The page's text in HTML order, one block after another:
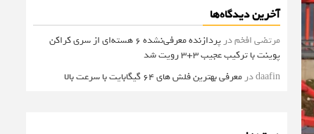
آخرین دیدگاه‌ها
مرتضی افخمدر
پردازنده معرفی‌نشده 6 هسته‌ای از سری کراکن
پوینت با ترکیب عجیب 3+3 رویت شد
daafinدر معرفی بهترین فلش های 64 گیگابایت با سرعت بالا